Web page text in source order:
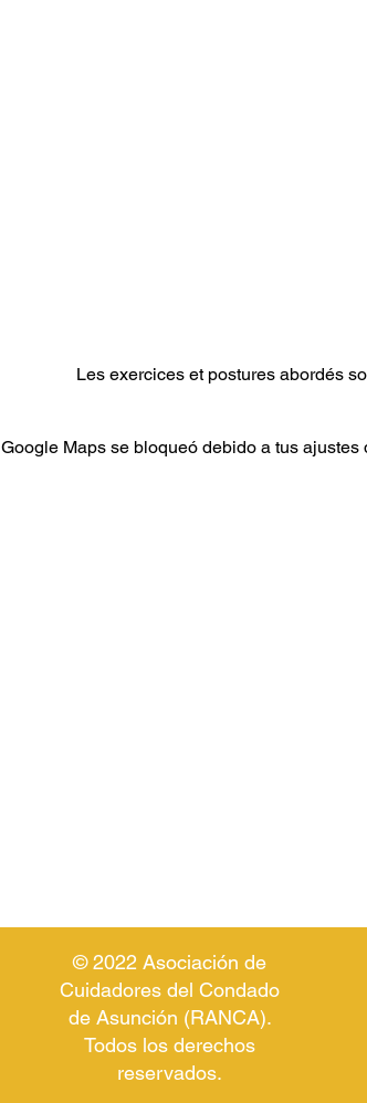
Les exercices et postures abordés
Google Maps se bloqueó debido a tus
© 2022 Asociación de
Cuidadores del Condado
de Asunción (RANCA).
Todos los derechos
reservados.